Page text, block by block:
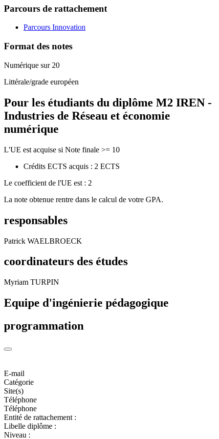
Parcours de rattachement
Parcours Innovation
Format des notes
Numérique sur 20
Littérale/grade européen
Pour les étudiants du diplôme M2 IREN -
Industries de Réseau et économie
numérique
L'UE est acquise si Note finale >= 10
Crédits ECTS acquis : 2 ECTS
Le coefficient de l'UE est : 2
La note obtenue rentre dans le calcul de votre GPA.
responsables
Patrick WAELBROECK
coordinateurs des études
Myriam TURPIN
Equipe d'ingénierie pédagogique
programmation
E-mail
Catégorie
Site(s)
Téléphone
Téléphone
Entité de rattachement :
Libelle diplôme :
Niveau :